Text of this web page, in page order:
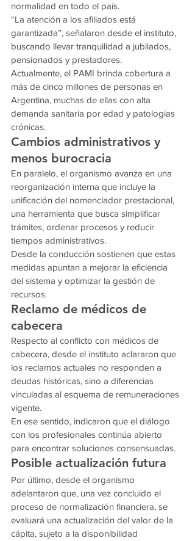
normalidad en todo el país.
“La atención a los afiliados está
garantizada”, señalaron desde el instituto,
buscando llevar tranquilidad a jubilados,
pensionados y prestadores.
Actualmente, el PAMI brinda cobertura a
más de cinco millones de personas en
Argentina, muchas de ellas con alta
demanda sanitaria por edad y patologías
crónicas.
Cambios administrativos y
menos burocracia
En paralelo, el organismo avanza en una
reorganización interna que incluye la
unificación del nomenclador prestacional,
una herramienta que busca simplificar
trámites, ordenar procesos y reducir
tiempos administrativos.
Desde la conducción sostienen que estas
medidas apuntan a mejorar la eficiencia
del sistema y optimizar la gestión de
recursos.
Reclamo de médicos de
cabecera
Respecto al conflicto con médicos de
cabecera, desde el instituto aclararon que
los reclamos actuales no responden a
deudas históricas, sino a diferencias
vinculadas al esquema de remuneraciones
vigente.
En ese sentido, indicaron que el diálogo
con los profesionales continúa abierto
para encontrar soluciones consensuadas.
Posible actualización futura
Por último, desde el organismo
adelantaron que, una vez concluido el
proceso de normalización financiera, se
evaluará una actualización del valor de la
cápita, sujeto a la disponibilidad